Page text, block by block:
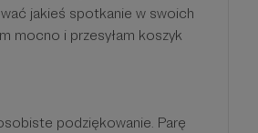
jakieś spotkanie w swoich
mocno i przesyłam koszyk
podziękowanie. Parę